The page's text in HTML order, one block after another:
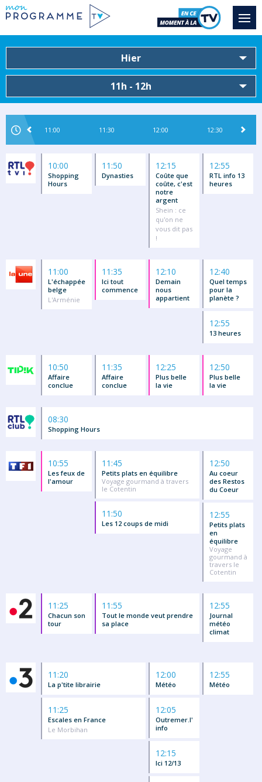
Hier
11h - 12h
11:00 11:30 12:00 12:30
10:00
Shopping
Hours
11:50
Dynasties
12:15
Coûte que
coûte, c'est
notre
argent
Shein : ce
qu'on ne
vous dit pas
!
12:55
RTL info 13
heures
11:00
L'échappée
belge
L'Arménie
11:35
Ici tout
commence
12:10
Demain
nous
appartient
12:40
Quel temps
pour la
planète ?
12:55
13 heures
10:50
Affaire
conclue
11:35
Affaire
conclue
12:25
Plus belle
la vie
12:50
Plus belle
la vie
08:30
Shopping Hours
10:55
Les feux de
l'amour
11:45
Petits plats en équilibre
Voyage gourmand à travers
le Cotentin
11:50
Les 12 coups de midi
12:50
Au coeur
des Restos
du Coeur
12:55
Petits plats
en
équilibre
Voyage
gourmand à
travers le
Cotentin
11:25
Chacun son
tour
11:55
Tout le monde veut prendre
sa place
12:55
Journal
météo
climat
11:20
La p'tite librairie
11:25
Escales en France
Le Morbihan
12:00
Météo
12:05
Outremer.l'
info
12:15
Ici 12/13
12:55
Météo